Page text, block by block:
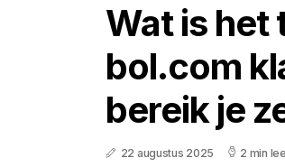
Wat is het
bol.com
bereik je
22 augustus 2025 2 min